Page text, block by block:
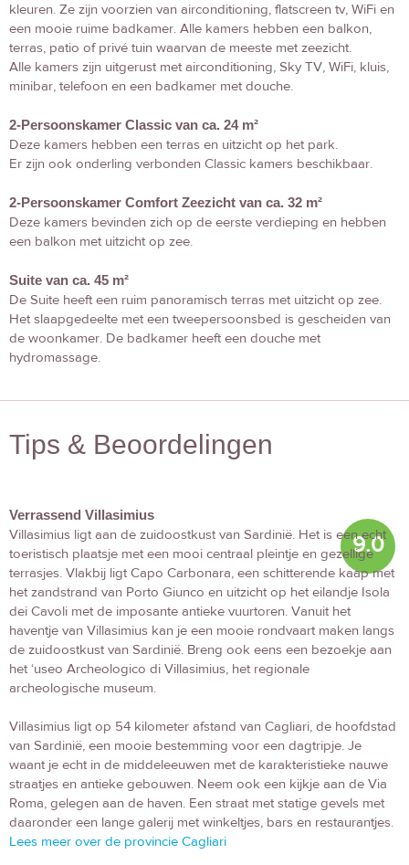
kleuren. Ze zijn voorzien van airconditioning, flatscreen tv, WiFi en
een mooie ruime badkamer. Alle kamers hebben een balkon,
terras, patio of privé tuin waarvan de meeste met zeezicht.
Alle kamers zijn uitgerust met airconditioning, Sky TV, WiFi, kluis,
minibar, telefoon en een badkamer met douche.
2-Persoonskamer Classic van ca. 24 m²
Deze kamers hebben een terras en uitzicht op het park.
Er zijn ook onderling verbonden Classic kamers beschikbaar.
2-Persoonskamer Comfort Zeezicht van ca. 32 m²
Deze kamers bevinden zich op de eerste verdieping en hebben
een balkon met uitzicht op zee.
Suite van ca. 45 m²
De Suite heeft een ruim panoramisch terras met uitzicht op zee.
Het slaapgedeelte met een tweepersoonsbed is gescheiden van
de woonkamer. De badkamer heeft een douche met
hydromassage.
Tips & Beoordelingen
9.0
Verrassend Villasimius
Villasimius ligt aan de zuidoostkust van Sardinië. Het is een echt
toeristisch plaatsje met een mooi centraal pleintje en gezellige
terrasjes. Vlakbij ligt Capo Carbonara, een schitterende kaap met
het zandstrand van Porto Giunco en uitzicht op het eilandje Isola
dei Cavoli met de imposante antieke vuurtoren. Vanuit het
haventje van Villasimius kan je een mooie rondvaart maken langs
de zuidoostkust van Sardinië. Breng ook eens een bezoekje aan
het ‘useo Archeologico di Villasimius, het regionale
archeologische museum.
Villasimius ligt op 54 kilometer afstand van Cagliari, de hoofdstad
van Sardinië, een mooie bestemming voor een dagtripje. Je
waant je echt in de middeleeuwen met de karakteristieke nauwe
straatjes en antieke gebouwen. Neem ook een kijkje aan de Via
Roma, gelegen aan de haven. Een straat met statige gevels met
daaronder een lange galerij met winkeltjes, bars en restaurantjes.
Lees meer over de provincie Cagliari